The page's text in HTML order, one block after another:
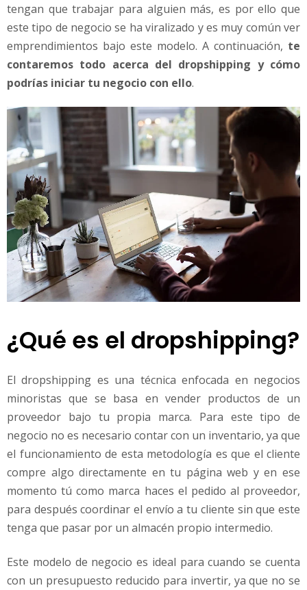
c
o
e
l
l
?
tengan que trabajar para alguien más, es por ello que
este tipo de negocio se ha viralizado y es muy común ver
emprendimientos bajo este modelo. A continuación, te
contaremos todo acerca del dropshipping y cómo
podrías iniciar tu negocio con ello.
¿Qué es el dropshipping?
El dropshipping es una técnica enfocada en negocios
minoristas que se basa en vender productos de un
proveedor bajo tu propia marca. Para este tipo de
negocio no es necesario contar con un inventario, ya que
el funcionamiento de esta metodología es que el cliente
compre algo directamente en tu página web y en ese
momento tú como marca haces el pedido al proveedor,
para después coordinar el envío a tu cliente sin que este
tenga que pasar por un almacén propio intermedio.
Este modelo de negocio es ideal para cuando se cuenta
con un presupuesto reducido para invertir, ya que no se